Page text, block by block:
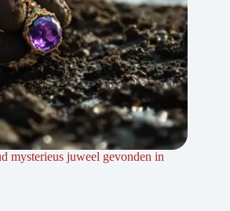
mysterieus juweel gevonden in